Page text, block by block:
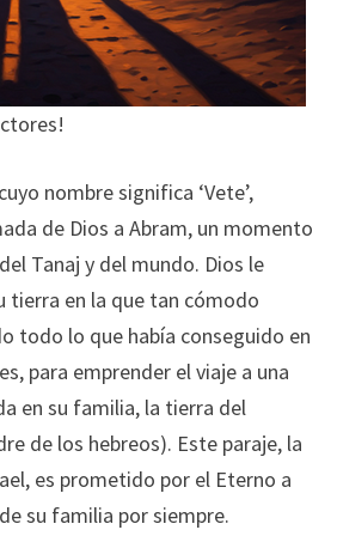
nombre significa ‘Vete’,
de Dios a Abram, un momento
Tanaj y del mundo. Dios le
tierra en la que tan cómodo
todo lo que había conseguido en
para emprender el viaje a una
en su familia, la tierra del
de los hebreos). Este paraje, la
es prometido por el Eterno a
su familia por siempre.